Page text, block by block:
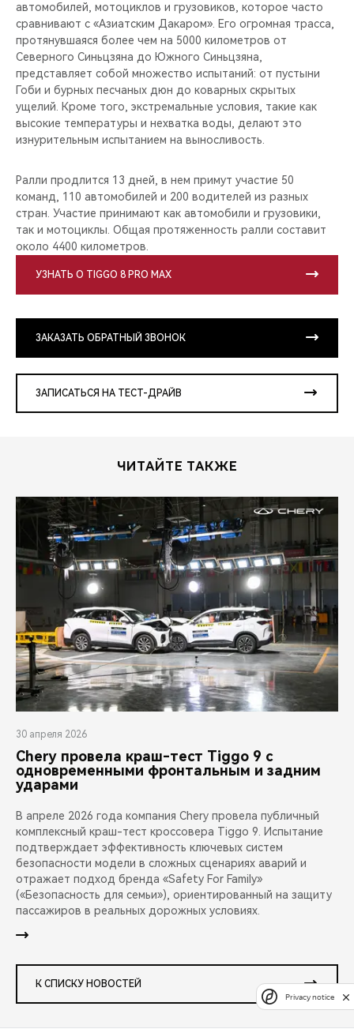
автомобилей, мотоциклов и грузовиков, которое часто
сравнивают с «Азиатским Дакаром». Его огромная трасса,
протянувшаяся более чем на 5000 километров от
Северного Синьцзяна до Южного Синьцзяна,
представляет собой множество испытаний: от пустыни
Гоби и бурных песчаных дюн до коварных скрытых
ущелий. Кроме того, экстремальные условия, такие как
высокие температуры и нехватка воды, делают это
изнурительным испытанием на выносливость.
Ралли продлится 13 дней, в нем примут участие 50
команд, 110 автомобилей и 200 водителей из разных
стран. Участие принимают как автомобили и грузовики,
так и мотоциклы. Общая протяженность ралли составит
около 4400 километров.
УЗНАТЬ О TIGGO 8 PRO MAX
ЗАКАЗАТЬ ОБРАТНЫЙ ЗВОНОК
ЗАПИСАТЬСЯ НА ТЕСТ-ДРАЙВ
ЧИТАЙТЕ ТАКЖЕ
30 апреля 2026
Chery провела краш-тест Tiggo 9 с
одновременными фронтальным и задним
ударами
В апреле 2026 года компания Chery провела публичный
комплексный краш-тест кроссовера Tiggo 9. Испытание
подтверждает эффективность ключевых систем
безопасности модели в сложных сценариях аварий и
отражает подход бренда «Safety For Family»
(«Безопасность для семьи»), ориентированный на защиту
пассажиров в реальных дорожных условиях.
К СПИСКУ НОВОСТЕЙ
Privacy notice